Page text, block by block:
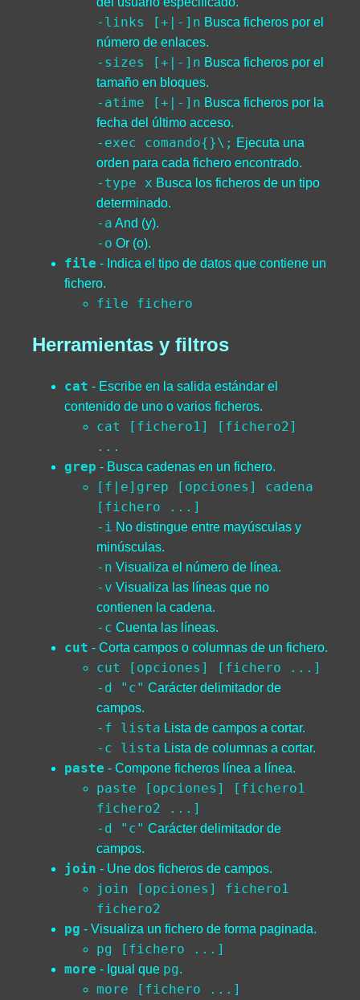
-links [+|-]n Busca ficheros por el
número de enlaces.
-sizes [+|-]n Busca ficheros por el
tamaño en bloques.
-atime [+|-]n Busca ficheros por la
fecha del último acceso.
-exec comando{}\; Ejecuta una
orden para cada fichero encontrado.
-type x Busca los ficheros de un tipo
determinado.
-a And (y).
-o Or (o).
file - Indica el tipo de datos que contiene un
fichero.
file fichero
Herramientas y filtros
cat - Escribe en la salida estándar el
contenido de uno o varios ficheros.
cat [fichero1] [fichero2]
...
grep - Busca cadenas en un fichero.
[f|e]grep [opciones] cadena
[fichero ...]
-i No distingue entre mayúsculas y
minúsculas.
-n Visualiza el número de línea.
-v Visualiza las líneas que no
contienen la cadena.
-c Cuenta las líneas.
cut - Corta campos o columnas de un fichero.
cut [opciones] [fichero ...]
-d "c" Carácter delimitador de
campos.
-f lista Lista de campos a cortar.
-c lista Lista de columnas a cortar.
paste - Compone ficheros línea a línea.
paste [opciones] [fichero1
fichero2 ...]
-d "c" Carácter delimitador de
campos.
join - Une dos ficheros de campos.
join [opciones] fichero1
fichero2
pg - Visualiza un fichero de forma paginada.
pg [fichero ...]
more - Igual que pg.
more [fichero ...]